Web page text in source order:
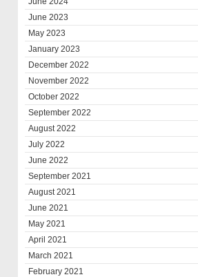
June 2023
May 2023
January 2023
December 2022
November 2022
October 2022
September 2022
August 2022
July 2022
June 2022
September 2021
August 2021
June 2021
May 2021
April 2021
March 2021
February 2021